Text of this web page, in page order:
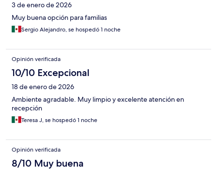
3 de enero de 2026
Muy buena opción para familias
Sergio Alejandro, se hospedó 1 noche
Opinión verificada
10/10 Excepcional
18 de enero de 2026
Ambiente agradable. Muy limpio y excelente atención en
recepción
Teresa J, se hospedó 1 noche
Opinión verificada
8/10 Muy buena